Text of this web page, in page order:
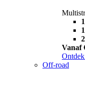
Vanaf
Off-road